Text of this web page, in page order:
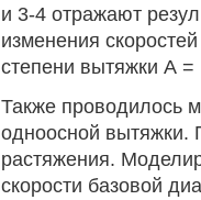
и 3-4 отражают
изменения
степени вытяжки А =
Также проводилось
одноосной вытяжки.
растяжения.
скорости базовой